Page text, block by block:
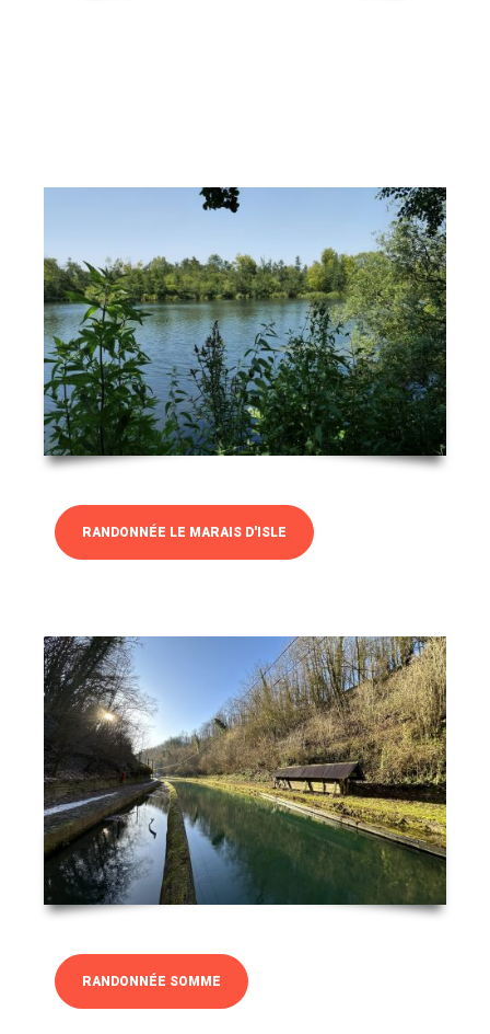
RANDONNÉE LE MARAIS D'ISLE
RANDONNÉE SOMME